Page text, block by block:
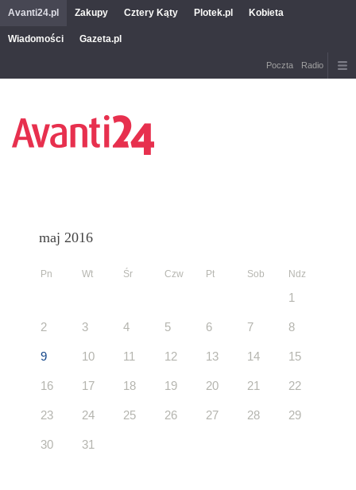
Avanti24.pl Zakupy Cztery Kąty Plotek.pl Kobieta
Wiadomości Gazeta.pl
Poczta Radio
maj 2016
Pn Wt Śr Czw Pt Sob Ndz
1
2 3 4 5 6 7 8
9 10 11 12 13 14 15
16 17 18 19 20 21 22
23 24 25 26 27 28 29
30 31